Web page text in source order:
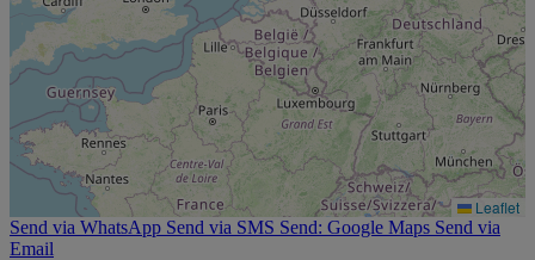
Leaflet
Send via WhatsApp Send via SMS Send: Google Maps Send via
Email